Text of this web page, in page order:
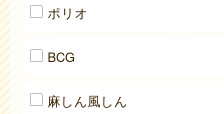
ポリオ
BCG
麻しん風しん